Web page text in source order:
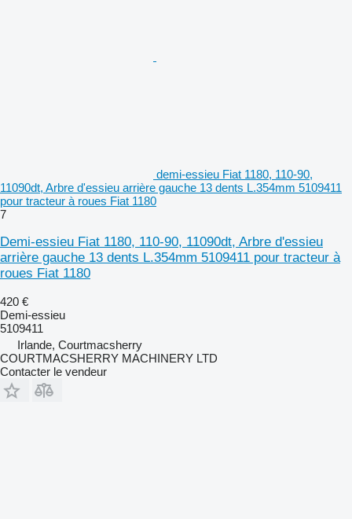
demi-essieu Fiat 1180, 110-90,
11090dt, Arbre d'essieu arrière gauche 13 dents L.354mm 5109411
pour tracteur à roues Fiat 1180
7
Demi-essieu Fiat 1180, 110-90, 11090dt, Arbre d'essieu
arrière gauche 13 dents L.354mm 5109411 pour tracteur à
roues Fiat 1180
420 €
Demi-essieu
5109411
Irlande, Courtmacsherry
COURTMACSHERRY MACHINERY LTD
Contacter le vendeur